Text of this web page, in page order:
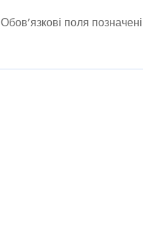
Обов’язкові поля позначені